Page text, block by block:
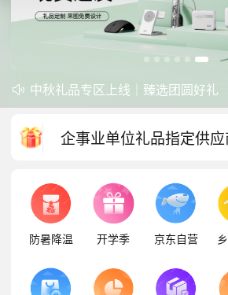
 防暑降温一站式配齐，企业福利更省
开学季礼品专区现已正式上线！
中秋礼品专区上线｜臻选团圆好礼
企事业单位礼品指定供应
防暑降温 开学季 京东自营